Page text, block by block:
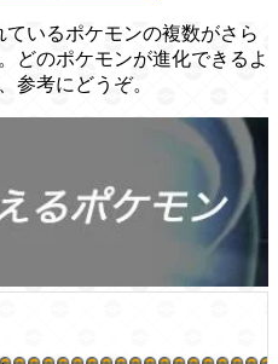
いるポケモンの複数がさら
どのポケモンが進化できるよ
参考にどうぞ。